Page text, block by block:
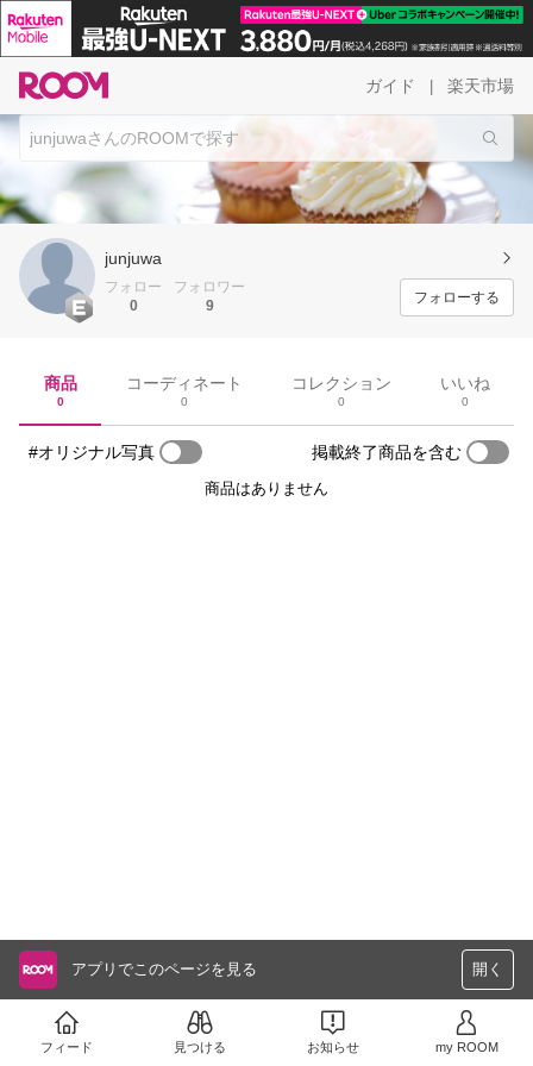
ガイド 楽天市場
junjuwa
フォロー
0
フォロワー
9
フォローする
商品
0
コーディネート
0
コレクション
0
いいね
0
#オリジナル写真 掲載終了商品を含む
商品はありません
アプリでこのページを見る 開く
フィード 見つける お知らせ my ROOM